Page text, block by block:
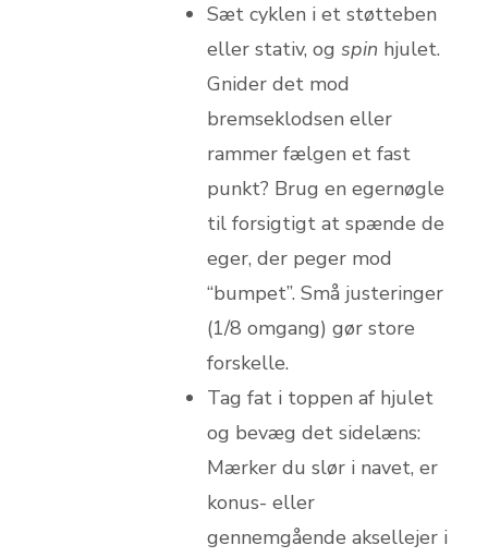
Sæt cyklen i et støtteben
eller stativ, og spin hjulet.
Gnider det mod
bremseklodsen eller
rammer fælgen et fast
punkt? Brug en egernøgle
til forsigtigt at spænde de
eger, der peger mod
“bumpet”. Små justeringer
(1/8 omgang) gør store
forskelle.
Tag fat i toppen af hjulet
og bevæg det sidelæns:
Mærker du slør i navet, er
konus- eller
gennemgående aksellejer i